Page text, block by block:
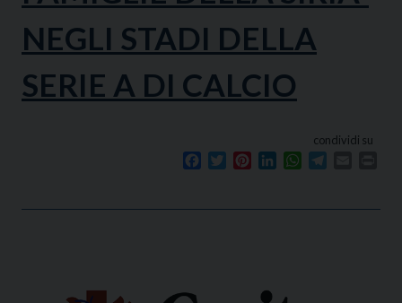
NEGLI STADI DELLA
SERIE A DI CALCIO
condividi su
Facebook
TwitterPinterestLinkedInWhatsApp